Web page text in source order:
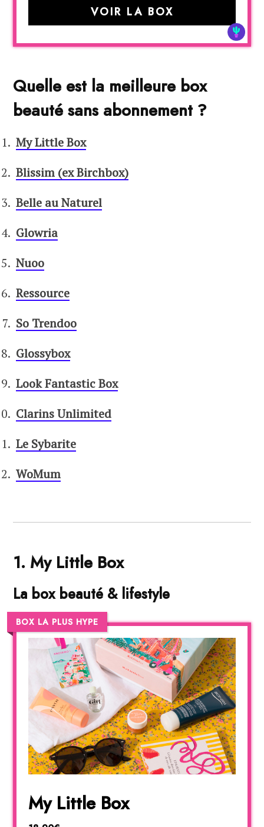
VOIR LA BOX
Quelle est la meilleure box
beauté sans abonnement ?
My Little Box
Blissim (ex Birchbox)
Belle au Naturel
Glowria
Nuoo
Ressource
So Trendoo
Glossybox
Look Fantastic Box
Clarins Unlimited
Le Sybarite
WoMum
1. My Little Box
La box beauté & lifestyle
BOX LA PLUS HYPE
My Little Box